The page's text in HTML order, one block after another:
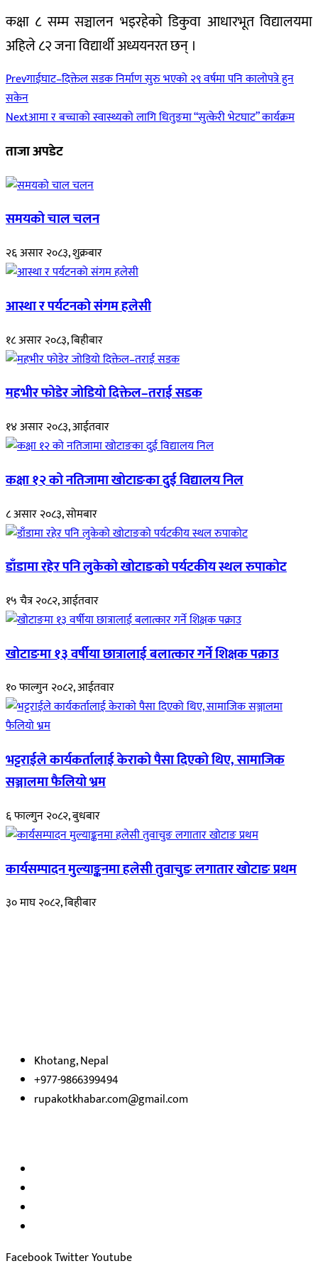
कक्षा ८ सम्म सञ्चालन भइरहेको डिकुवा आधारभूत विद्यालयमा
अहिले ८२ जना विद्यार्थी अध्ययनरत छन् ।
Prevगाईघाट–दिक्तेल सडक निर्माण सुरु भएको २९ वर्षमा पनि कालोपत्रे हुन
सकेन
Nextआमा र बच्चाको स्वास्थ्यको लागि धितुङमा “सुत्केरी भेटघाट” कार्यक्रम
ताजा अपडेट
समयको चाल चलन
२६ असार २०८३, शुक्रबार
आस्था र पर्यटनको संगम हलेसी
१८ असार २०८३, बिहीबार
महभीर फोडेर जोडियो दिक्तेल–तराई सडक
१४ असार २०८३, आईतवार
कक्षा १२ को नतिजामा खोटाङका दुई विद्यालय निल
८ असार २०८३, सोमबार
डाँडामा रहेर पनि लुकेको खोटाङको पर्यटकीय स्थल रुपाकोट
१५ चैत्र २०८२, आईतवार
खोटाङमा १३ वर्षीया छात्रालाई बलात्कार गर्ने शिक्षक पक्राउ
१० फाल्गुन २०८२, आईतवार
भट्टराईले कार्यकर्तालाई केराको पैसा दिएको थिए, सामाजिक
सञ्जालमा फैलियो भ्रम
६ फाल्गुन २०८२, बुधबार
कार्यसम्पादन मुल्याङ्कनमा हलेसी तुवाचुङ लगातार खोटाङ प्रथम
३० माघ २०८२, बिहीबार
Khotang, Nepal
+977-9866399494
rupakotkhabar.com@gmail.com
FacebookTwitterYoutube